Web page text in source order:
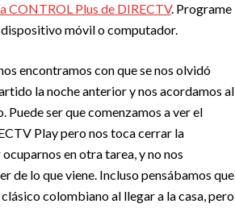
CONTROL Plus de DIRECTV. Programe
móvil o computador.
encontramos con que se nos olvidó
la noche anterior y nos acordamos al
Puede ser que comenzamos a ver el
Play pero nos toca cerrar la
en otra tarea, y no nos
de lo que viene. Incluso pensábamos que
colombiano al llegar a la casa, pero